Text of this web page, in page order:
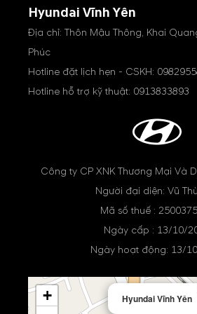
Hyundai Vĩnh Yên
Địa chỉ: Thôn Mậu Thông, Khai
Phúc
Hotline đặt lịch hẹn - CSKH:
Hotline hỗ trợ kỹ thuật: 0913833893
Công ty CP XNK Thương Mại Và
Người đại diện: Vũ
Mã số thuế :
Ngày cấp : 13/10/
Ngày hoạt động: 13/
Hyundai Vĩnh Yên
+